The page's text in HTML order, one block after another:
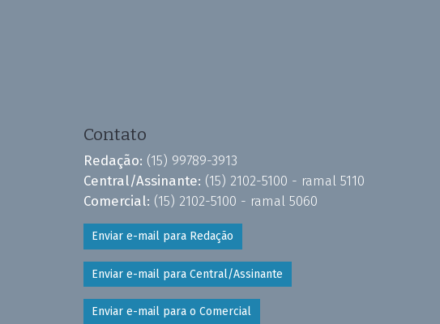
Contato
Redação: (15) 99789-3913
Central/Assinante: (15) 2102-5100 - ramal 5110
Comercial: (15) 2102-5100 - ramal 5060
Enviar e-mail para Redação
Enviar e-mail para Central/Assinante
Enviar e-mail para o Comercial